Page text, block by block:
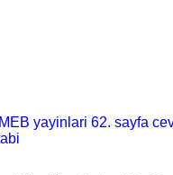
yayinlari 62. sayfa